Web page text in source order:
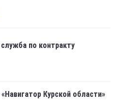
по контракту
Курской области»